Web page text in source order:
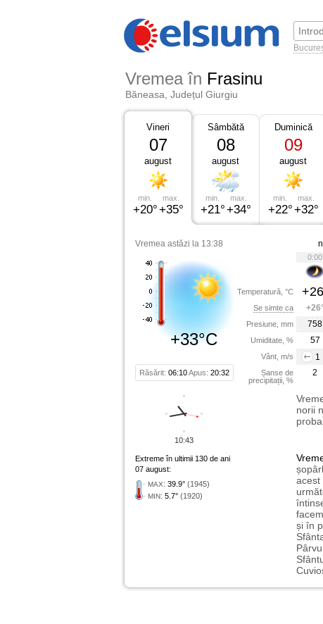
Vremea în Frasinu
Băneasa, Județul Giurgiu
Vineri
07
august
min.
+20°
max.
+35°
Sâmbătă
08
august
min.
+21°
max.
+34°
Duminică
09
august
min.
+22°
max.
+32°
Vremea astăzi la 13:38
+33°C
Răsărit: 06:10Apus: 20:32
Temperatură, °C
Se simte ca
Presiune, mm
Umiditate, %
Vânt, m/s
Șanse de
precipitații, %
0:00
+26°
758
57
1
2
norii
Extreme în ultimii 130 de ani
07 august:
MAX: 39.9° (1945)
MIN: 5.7° (1920)
acest
și în
10:43